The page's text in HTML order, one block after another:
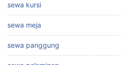
sewa kursi
sewa meja
sewa panggung